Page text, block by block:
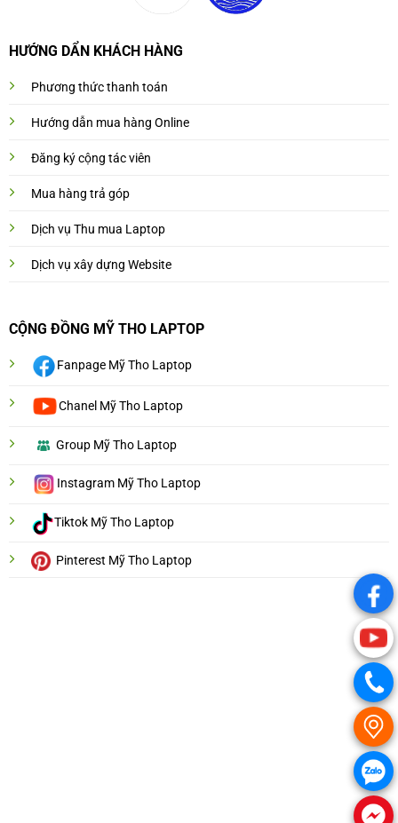
HƯỚNG DẨN KHÁCH HÀNG
Phương thức thanh toán
Hướng dẫn mua hàng Online
Đăng ký cộng tác viên
Mua hàng trả góp
Dịch vụ Thu mua Laptop
Dịch vụ xây dựng Website
CỘNG ĐỒNG MỸ THO LAPTOP
Fanpage Mỹ Tho Laptop
Chanel Mỹ Tho Laptop
Group Mỹ Tho Laptop
Instagram Mỹ Tho Laptop
Tiktok Mỹ Tho Laptop
Pinterest Mỹ Tho Laptop
.
.
.
.
.
.